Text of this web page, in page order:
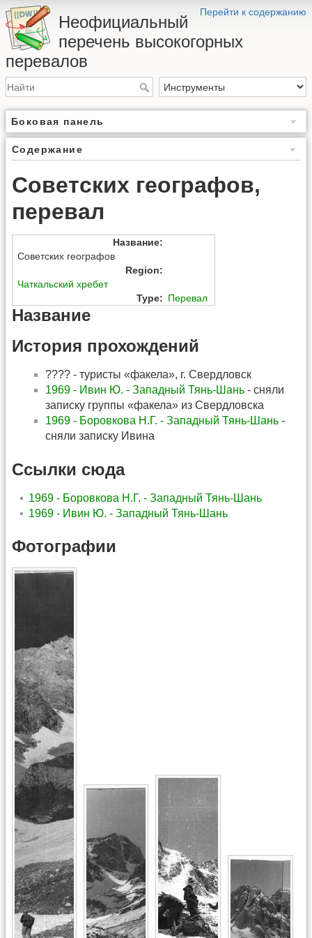
Перейти к содержанию
Неофициальный
перечень высокогорных
перевалов
Боковая панель
Содержание
Советских географов,
перевал
Название:
Советских географов
Region:
Чаткальский хребет
Type: Перевал
Название
История прохождений
???? - туристы «факела», г. Свердловск
1969 - Ивин Ю. - Западный Тянь-Шань - сняли
записку группы «факела» из Свердловска
1969 - Боровкова Н.Г. - Западный Тянь-Шань -
сняли записку Ивина
Ссылки сюда
1969 - Боровкова Н.Г. - Западный Тянь-Шань
1969 - Ивин Ю. - Западный Тянь-Шань
Фотографии